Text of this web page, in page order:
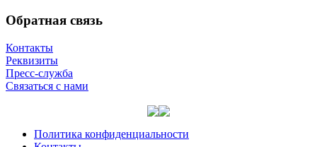
Обратная связь
Контакты
Реквизиты
Пресс-служба
Связаться с нами
Политика конфиденциальности